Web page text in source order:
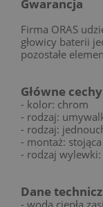
Gwarancja
Firma ORAS
głowicy baterii
pozostałe
Główne
- kolor: chrom
- rodzaj:
- rodzaj:
- montaż: stojąca
- rodzaj wylewki:
Dane
- woda ciepła